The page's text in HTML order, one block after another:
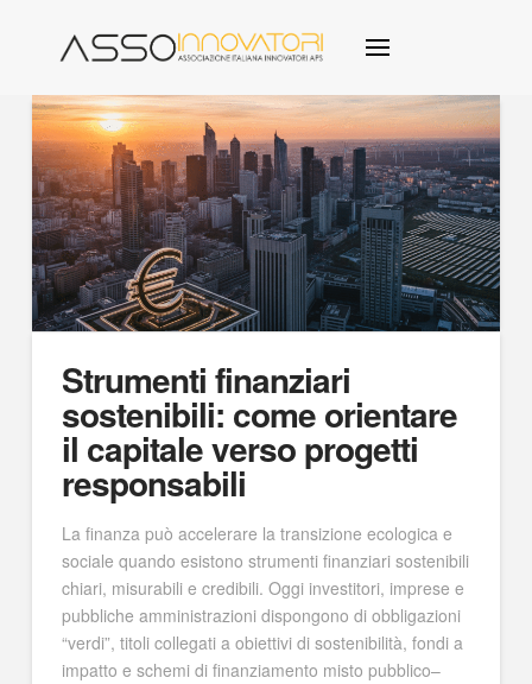
Strumenti finanziari
sostenibili: come orientare
il capitale verso progetti
responsabili
La finanza può accelerare la transizione ecologica e
sociale quando esistono strumenti finanziari sostenibili
chiari, misurabili e credibili. Oggi investitori, imprese e
pubbliche amministrazioni dispongono di obbligazioni
“verdi”, titoli collegati a obiettivi di sostenibilità, fondi a
impatto e schemi di finanziamento misto pubblico–